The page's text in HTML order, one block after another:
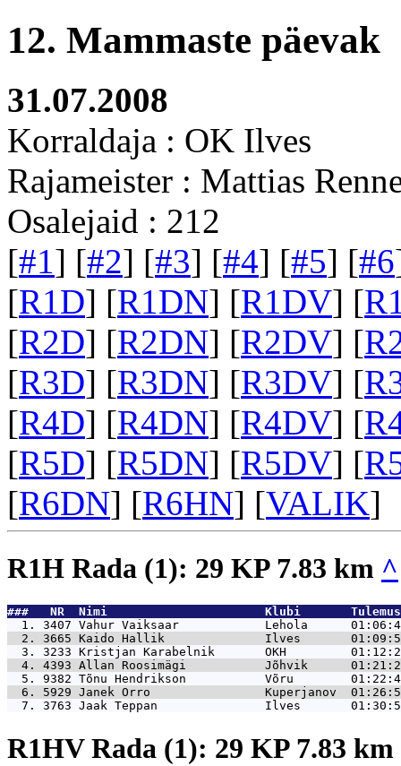
12. Mammaste päevak
31.07.2008
Korraldaja : OK Ilves
Rajameister : Mattias
Osalejaid : 212
[#1] [#2] [#3] [#4] [#5] [#6
[R1D] [R1DN] [R1DV] [
[R2D] [R2DN] [R2DV] [
[R3D] [R3DN] [R3DV] [
[R4D] [R4DN] [R4DV] [
[R5D] [R5DN] [R5DV] [
[R6DN] [R6HN] [VALIK]
R1H Rada (1): 29 KP 7.83 km ^
###   NR  Nimi                      Klubi
  1. 3407
Vahur Vaiksaar            Lehola
  2. 3665
Kaido Hallik              Ilves
  3. 3233
Kristjan Karabelnik       OKH
  4. 4393
Allan Roosimägi           Jõhvik
  5. 9382
Tõnu Hendrikson           Võru
  6. 5929
Janek Orro                Kuperjanov
  7. 3763
Jaak Teppan               Ilves
R1HV Rada (1): 29 KP 7.83 km